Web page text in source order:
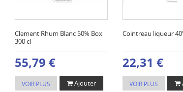
Clement Rhum Blanc 50% Box
300 cl
55,79 €
VOIR PLUS Ajouter
Cointreau liqueur
22,31 €
VOIR PLUS